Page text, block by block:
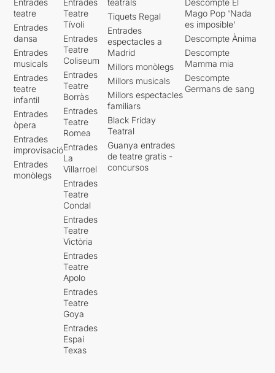
Entrades
teatre
Entrades
dansa
Entrades
musicals
Entrades
teatre
infantil
Entrades
òpera
Entrades
improvisació
Entrades
monòlegs
Entrades
Teatre
Tívoli
Entrades
Teatre
Coliseum
Entrades
Teatre
Borràs
Entrades
Teatre
Romea
Entrades
La
Villarroel
Entrades
Teatre
Condal
Entrades
Teatre
Victòria
Entrades
Teatre
Apolo
Entrades
Teatre
Goya
Entrades
Espai
Texas
teatrals
Tiquets Regal
Entrades
espectacles a
Madrid
Millors monòlegs
Millors musicals
Millors espectacles
familiars
Black Friday
Teatral
Guanya entrades
de teatre gratis -
concursos
Descompte El
Mago Pop 'Nada
es imposible'
Descompte Ànima
Descompte
Mamma mia
Descompte
Germans de sang